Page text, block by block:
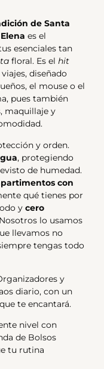
de Santa
es el
esenciales tan
floral. Es el hit
diseñado
el mouse o el
pues también
maquillaje y
y orden.
, protegiendo
de humedad.
con
qué tienes por
y cero
lo usamos
llevamos no
tengas todo
y
diario, con un
te encantará.
nivel con
de Bolsos
tu rutina